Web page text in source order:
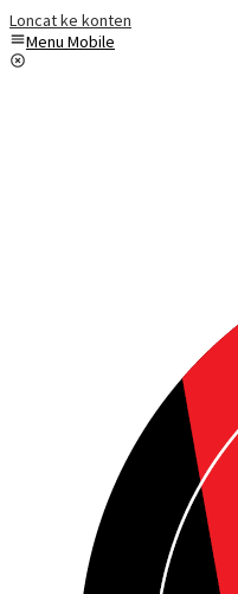
Loncat ke konten
Menu Mobile